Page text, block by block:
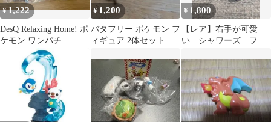
¥1,222
DesQ Relaxing Home! ポ
ケモン ワンパチ
¥ 1,200
バタフリー ポケモン フ
ィギュア 2体セット
¥ 1,800
【レア】右手が可愛
い シャワーズ フィ
Pokemon 希少